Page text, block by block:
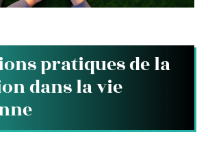
pratiques de la
dans la vie